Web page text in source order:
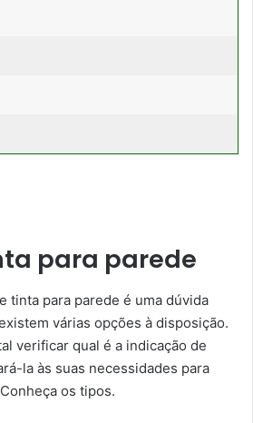
para parede
tinta para parede é uma dúvida
várias opções à disposição.
verificar qual é a indicação de
la às suas necessidades para
os tipos.